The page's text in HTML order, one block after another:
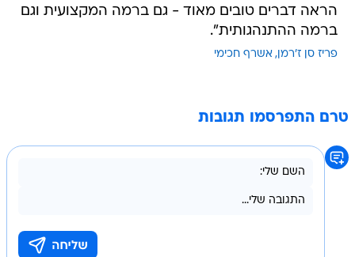
הראה דברים טובים מאוד - גם ברמה המקצועית וגם
ברמה ההתנהגותית".
פריז סן ז'רמן אשרף חכימי
טרם התפרסמו תגובות